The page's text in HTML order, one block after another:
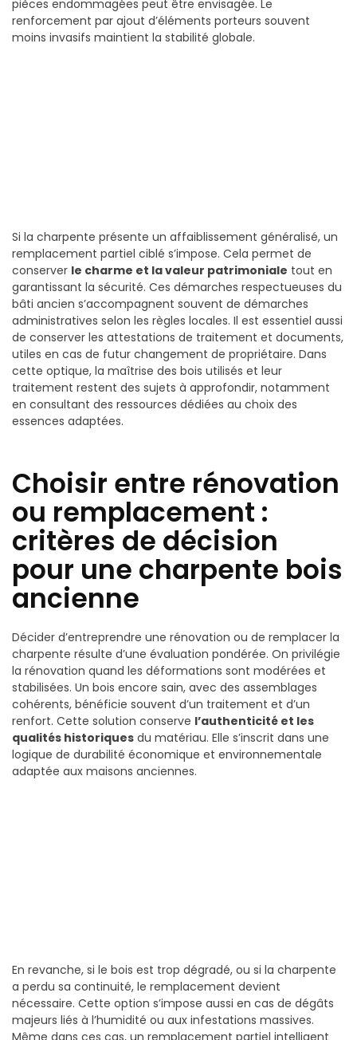
pièces endommagées peut être envisagée. Le
renforcement par ajout d’éléments porteurs souvent
moins invasifs maintient la stabilité globale.
Si la charpente présente un affaiblissement généralisé, un
remplacement partiel ciblé s’impose. Cela permet de
conserver le charme et la valeur patrimoniale tout en
garantissant la sécurité. Ces démarches respectueuses du
bâti ancien s’accompagnent souvent de démarches
administratives selon les règles locales. Il est essentiel aussi
de conserver les attestations de traitement et documents,
utiles en cas de futur changement de propriétaire. Dans
cette optique, la maîtrise des bois utilisés et leur
traitement restent des sujets à approfondir, notamment
en consultant des ressources dédiées au choix des
essences adaptées.
Choisir entre rénovation
ou remplacement :
critères de décision
pour une charpente bois
ancienne
Décider d’entreprendre une rénovation ou de remplacer la
charpente résulte d’une évaluation pondérée. On privilégie
la rénovation quand les déformations sont modérées et
stabilisées. Un bois encore sain, avec des assemblages
cohérents, bénéficie souvent d’un traitement et d’un
renfort. Cette solution conserve l’authenticité et les
qualités historiques du matériau. Elle s’inscrit dans une
logique de durabilité économique et environnementale
adaptée aux maisons anciennes.
En revanche, si le bois est trop dégradé, ou si la charpente
a perdu sa continuité, le remplacement devient
nécessaire. Cette option s’impose aussi en cas de dégâts
majeurs liés à l’humidité ou aux infestations massives.
Même dans ces cas, un remplacement partiel intelligent